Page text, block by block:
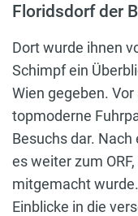
Floridsdorf der
Dort wurde ihnen
Schimpf ein
Wien gegeben.
topmoderne
Besuchs dar.
es weiter zum
mitgemacht
Einblicke in die